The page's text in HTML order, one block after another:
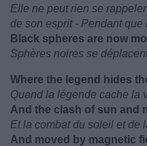
Elle ne peut rien se
de son esprit - Pendant que
Black spheres are now
Sphères noires se
Where the legend hides
Quand la légende cache la
And the clash of sun and
Et la combat du soleil et de
And moved by magnetic